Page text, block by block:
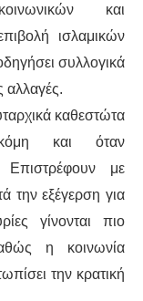
και
ισλαμικών
συλλογικά
αλλαγές.
καθεστώτα
και όταν
Επιστρέφουν με
την εξέγερση για
γίνονται πιο
η κοινωνία
την κρατική